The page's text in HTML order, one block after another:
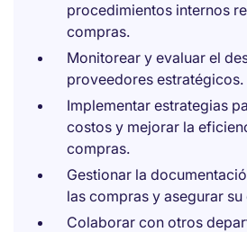
procedimientos internos
compras.
Monitorear y evaluar el
proveedores estratégicos.
Implementar estrategias
costos y mejorar la
compras.
Gestionar la
las compras y asegurar
Colaborar con otros